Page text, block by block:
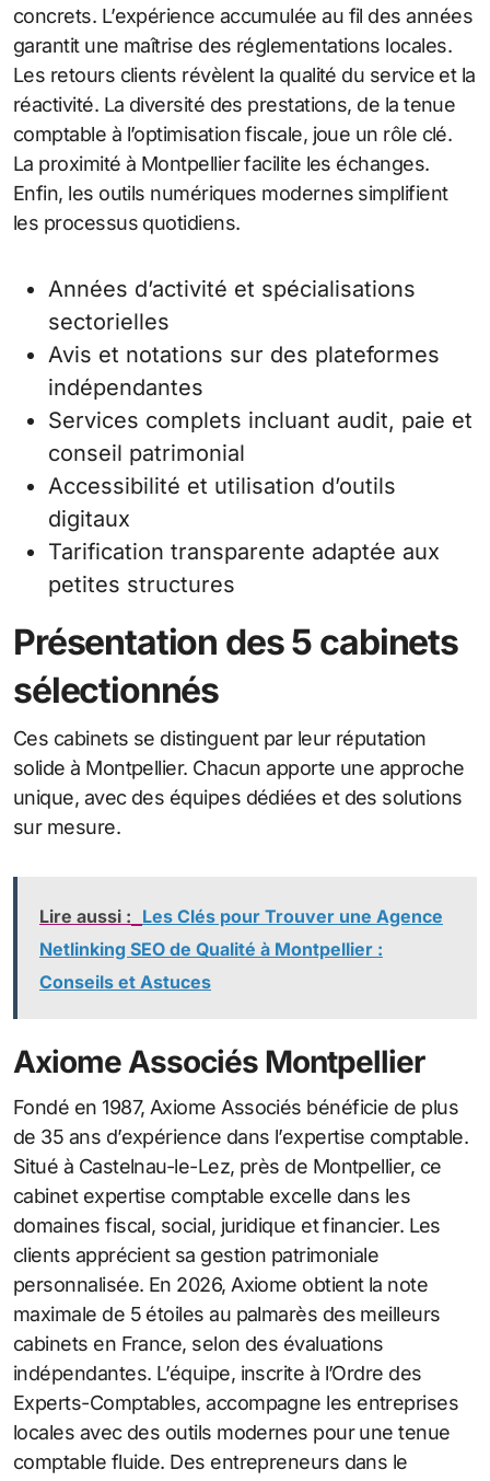
concrets. L’expérience accumulée au fil des années
garantit une maîtrise des réglementations locales.
Les retours clients révèlent la qualité du service et la
réactivité. La diversité des prestations, de la tenue
comptable à l’optimisation fiscale, joue un rôle clé.
La proximité à Montpellier facilite les échanges.
Enfin, les outils numériques modernes simplifient
les processus quotidiens.
Années d’activité et spécialisations
sectorielles
Avis et notations sur des plateformes
indépendantes
Services complets incluant audit, paie et
conseil patrimonial
Accessibilité et utilisation d’outils
digitaux
Tarification transparente adaptée aux
petites structures
Présentation des 5 cabinets
sélectionnés
Ces cabinets se distinguent par leur réputation
solide à Montpellier. Chacun apporte une approche
unique, avec des équipes dédiées et des solutions
sur mesure.
Lire aussi : Les Clés pour Trouver une Agence
Netlinking SEO de Qualité à Montpellier :
Conseils et Astuces
Axiome Associés Montpellier
Fondé en 1987, Axiome Associés bénéficie de plus
de 35 ans d’expérience dans l’expertise comptable.
Situé à Castelnau-le-Lez, près de Montpellier, ce
cabinet expertise comptable excelle dans les
domaines fiscal, social, juridique et financier. Les
clients apprécient sa gestion patrimoniale
personnalisée. En 2026, Axiome obtient la note
maximale de 5 étoiles au palmarès des meilleurs
cabinets en France, selon des évaluations
indépendantes. L’équipe, inscrite à l’Ordre des
Experts-Comptables, accompagne les entreprises
locales avec des outils modernes pour une tenue
comptable fluide. Des entrepreneurs dans le